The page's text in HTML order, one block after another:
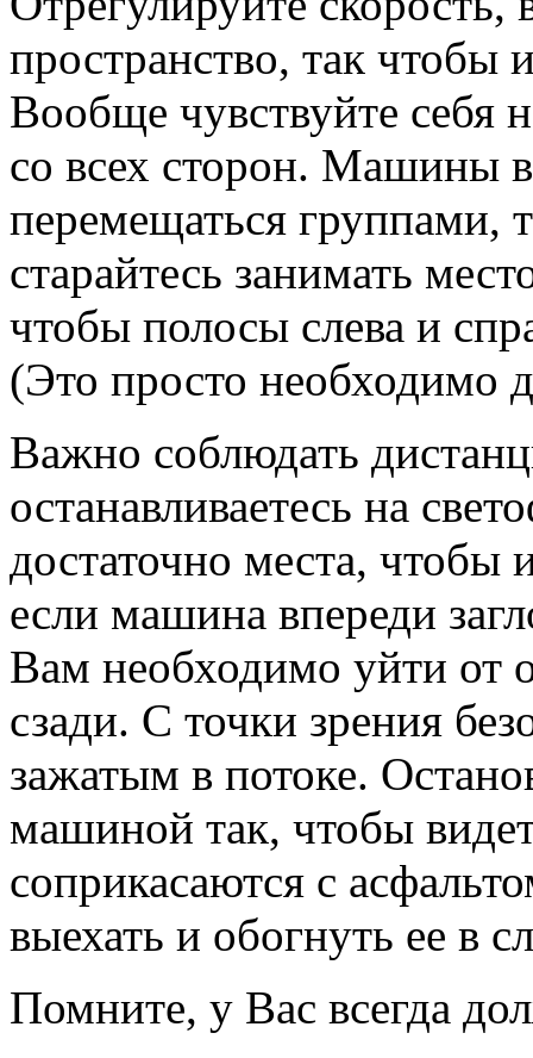
пространство, так чтобы
Вообще чувствуйте себя
со всех сторон. Машины
перемещаться группами,
старайтесь занимать
чтобы полосы слева и
(Это просто необходимо
Важно соблюдать
останавливаетесь на
достаточно места, чтобы
если машина впереди
Вам необходимо уйти от
сзади. С точки зрения
зажатым в потоке.
машиной так, чтобы
соприкасаются с
выехать и обогнуть ее в
Помните, у Вас всегда